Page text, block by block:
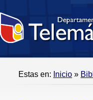
Estas en: Inicio »